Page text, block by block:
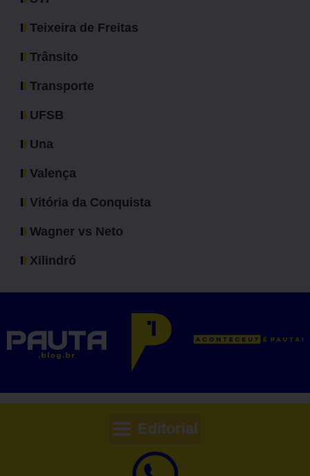
Teixeira de Freitas
Trânsito
Transporte
UFSB
Una
Valença
Vitória da Conquista
Wagner vs Neto
Xilindró
Editorial